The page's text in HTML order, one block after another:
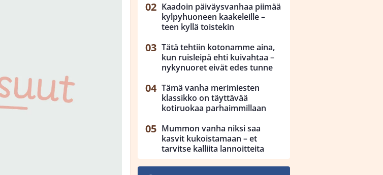
Kaadoin päiväysvanhaa piimää
kylpyhuoneen kaakeleille –
teen kyllä toistekin
Tätä tehtiin kotonamme aina,
kun ruisleipä ehti kuivahtaa –
nykynuoret eivät edes tunne
Tämä vanha merimiesten
klassikko on täyttävää
kotiruokaa parhaimmillaan
Mummon vanha niksi saa
kasvit kukoistamaan – et
tarvitse kalliita lannoitteita